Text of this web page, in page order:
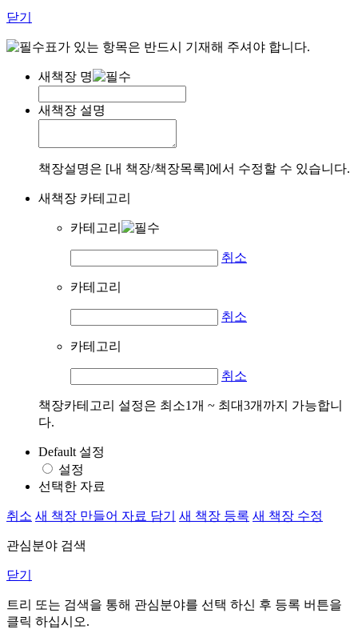
닫기
표가 있는 항목은 반드시 기재해 주셔야 합니다.
새책장 명
새책장 설명
책장설명은 [내 책장/책장목록]에서 수정할 수 있습니다.
새책장 카테고리
카테고리
취소
카테고리
취소
카테고리
취소
책장카테고리 설정은 최소1개 ~ 최대3개까지 가능합니
다.
Default 설정
설정
선택한 자료
취소 새 책장 만들어 자료 담기 새 책장 등록 새 책장 수정
관심분야 검색
닫기
트리 또는 검색을 통해 관심분야를 선택 하신 후 등록 버튼을
클릭 하십시오.